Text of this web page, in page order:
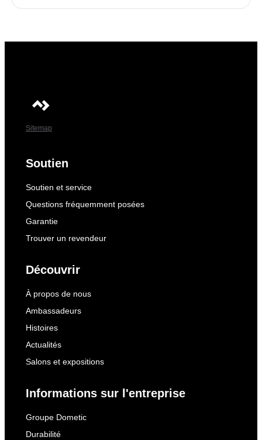
Sitemap
Soutien
Soutien et service
Questions fréquemment posées
Garantie
Trouver un revendeur
Découvrir
À propos de nous
Ambassadeurs
Histoires
Actualités
Salons et expositions
Informations sur l'entreprise
Groupe Dometic
Durabilité